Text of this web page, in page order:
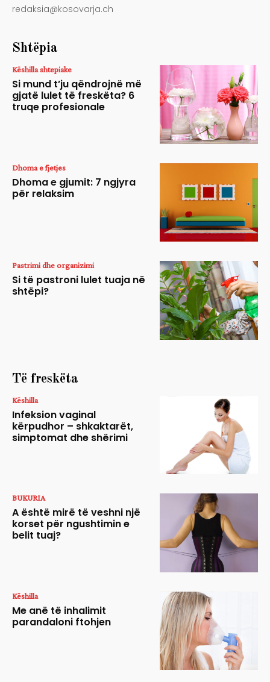
redaksia@kosovarja.ch
Shtëpia
Këshilla shtepiake
Si mund t’ju qëndrojnë më
gjatë lulet të freskëta? 6
truqe profesionale
Dhoma e fjetjes
Dhoma e gjumit: 7 ngjyra
për relaksim
Pastrimi dhe organizimi
Si të pastroni lulet tuaja në
shtëpi?
Të freskëta
Këshilla
Infeksion vaginal
kërpudhor – shkaktarët,
simptomat dhe shërimi
BUKURIA
A është mirë të veshni një
korset për ngushtimin e
belit tuaj?
Këshilla
Me anë të inhalimit
parandaloni ftohjen